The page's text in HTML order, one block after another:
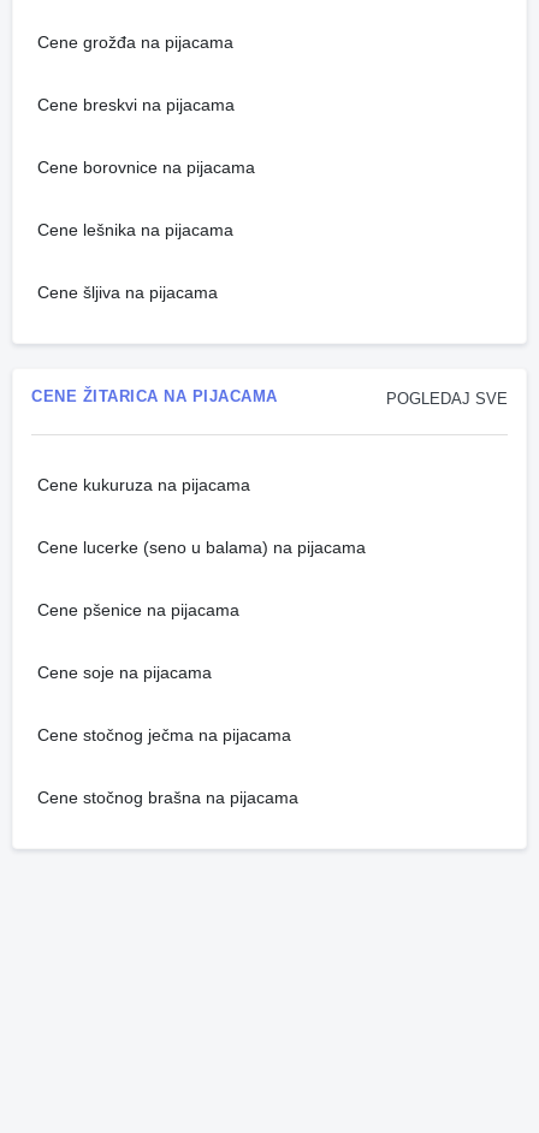
Cene grožđa na pijacama
Cene breskvi na pijacama
Cene borovnice na pijacama
Cene lešnika na pijacama
Cene šljiva na pijacama
POGLEDAJ SVE
CENE ŽITARICA NA PIJACAMA
Cene kukuruza na pijacama
Cene lucerke (seno u balama) na pijacama
Cene pšenice na pijacama
Cene soje na pijacama
Cene stočnog ječma na pijacama
Cene stočnog brašna na pijacama